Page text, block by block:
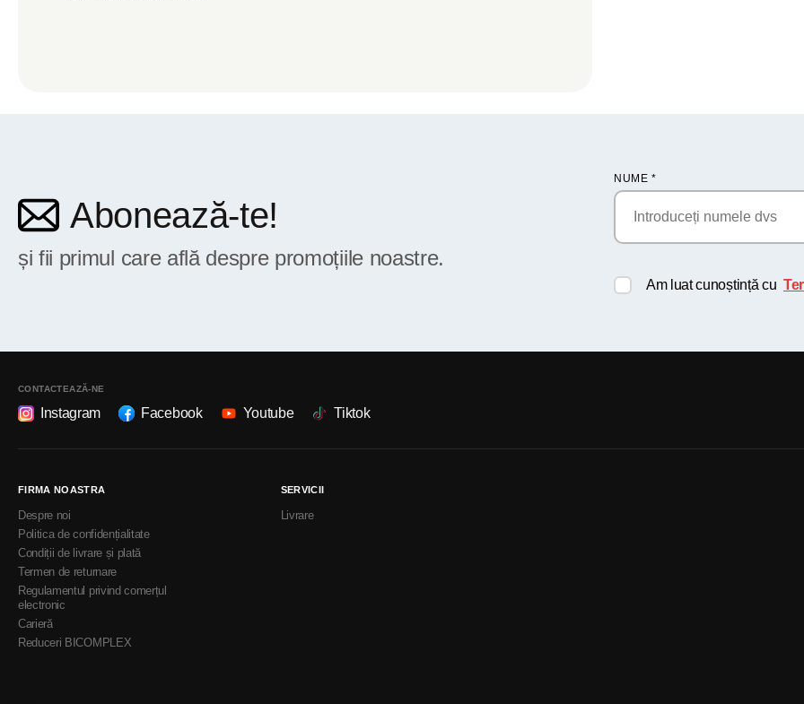
Abonează-te!
și fii primul care află despre promoțiile noastre.
NUME *
Am luat cunoștință cu
CONTACTEAZĂ-NE
Instagram Facebook Youtube Tiktok
FIRMA NOASTRA
Despre noi
Politica de confidențialitate
Condiții de livrare și plată
Termen de returnare
Regulamentul privind comerțul
electronic
Carieră
Reduceri BICOMPLEX
SERVICII
Livrare